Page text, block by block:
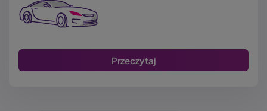
Przeczytaj